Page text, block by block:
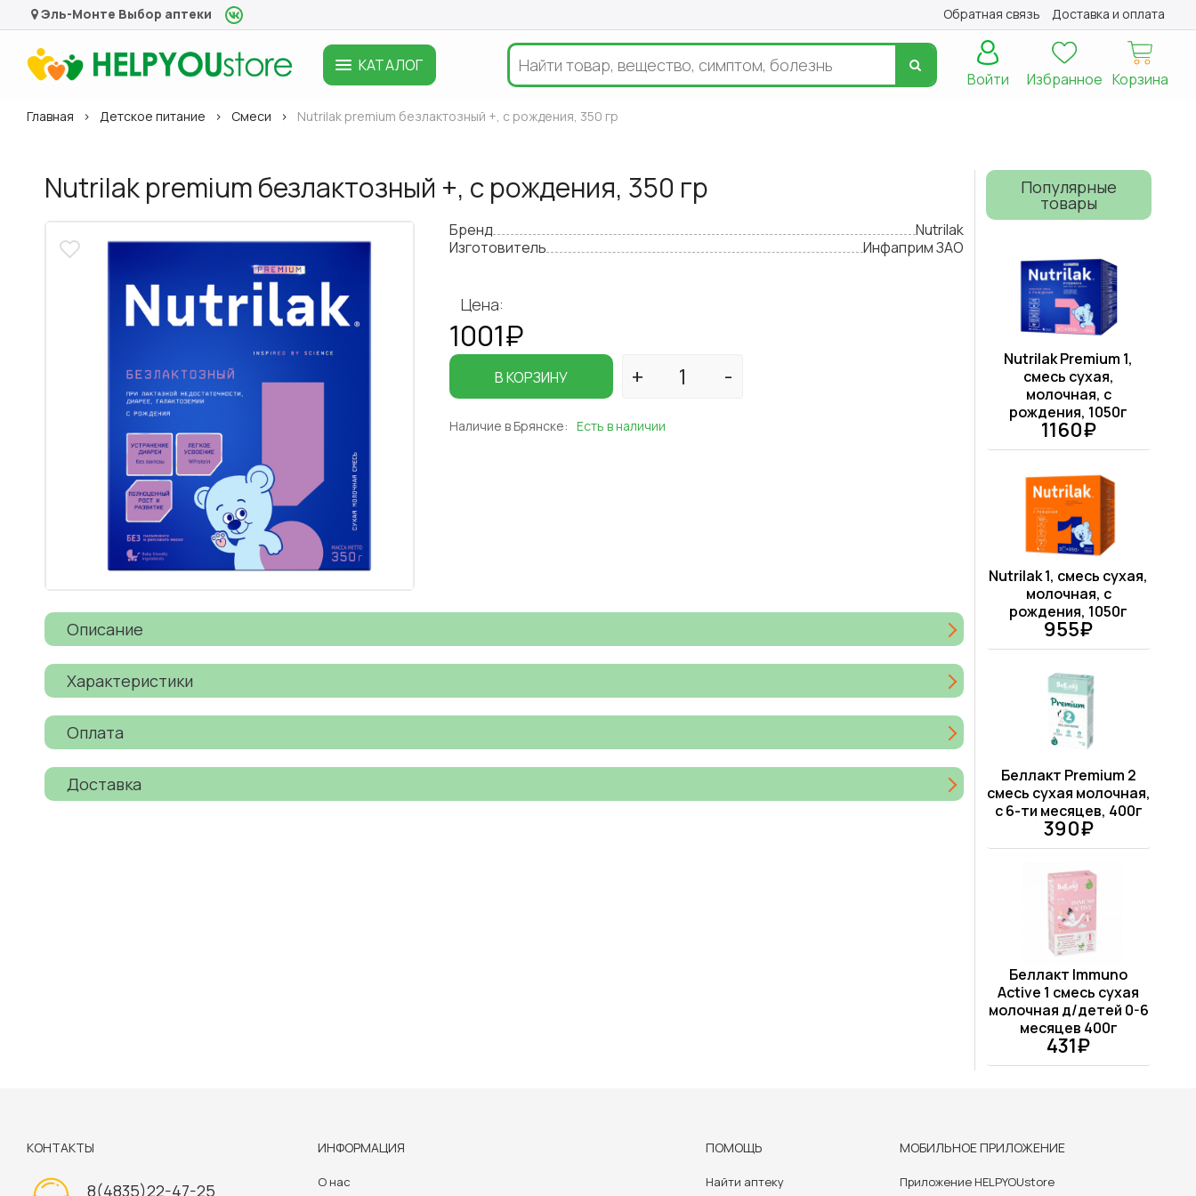
Эль-Монте Выбор аптеки Обратная связь Доставка и оплата
КАТАЛОГ
Корзина
Избранное
Войти
Главная Детское питание Смеси Nutrilak premium безлактозный +, с рождения, 350 гр
Nutrilak premium безлактозный +, с рождения, 350 гр
Бренд
Nutrilak
Изготовитель
Инфаприм ЗАО
Цена:
1001₽
В КОРЗИНУ
Наличие в Брянске: Есть в наличии
Описание
Характеристики
Оплата
Доставка
Популярные
товары
Nutrilak Premium 1,
смесь сухая,
молочная, с
рождения, 1050г
1160₽
Nutrilak 1, смесь сухая,
молочная, с
рождения, 1050г
955₽
Беллакт Premium 2
смесь сухая молочная,
с 6-ти месяцев, 400г
390₽
Беллакт Immuno
Active 1 смесь сухая
молочная д/детей 0-6
месяцев 400г
431₽
КОНТАКТЫ
8(4835)22-47-25
ИНФОРМАЦИЯ
О нас
ПОМОЩЬ
Найти аптеку
МОБИЛЬНОЕ ПРИЛОЖЕНИЕ
Приложение HELPYOUstore